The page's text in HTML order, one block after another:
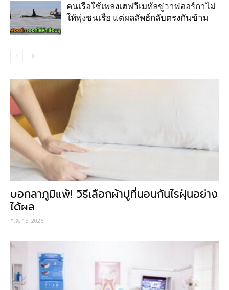
คนเรือใช้เพลงเฮฟวีเมทัลขู่วาฬออร์กาไม่
ให้พุ่งชนเรือ แต่ผลลัพธ์กลับตรงกันข้าม
บอกลาภูมิแพ้! วิธีเลือกผ้าปูที่นอนกันไรฝุ่นอย่าง
ได้ผล
ก.ค. 15, 2026